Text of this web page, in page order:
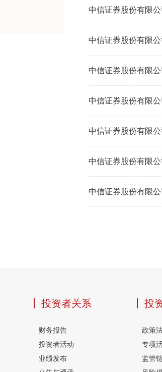
中信证券股份有限
中信证券股份有限
中信证券股份有限
中信证券股份有限
中信证券股份有限
中信证券股份有限
中信证券股份有限
投资者关系
财务报告
投资者活动
业绩发布
投
政策
专项
监管